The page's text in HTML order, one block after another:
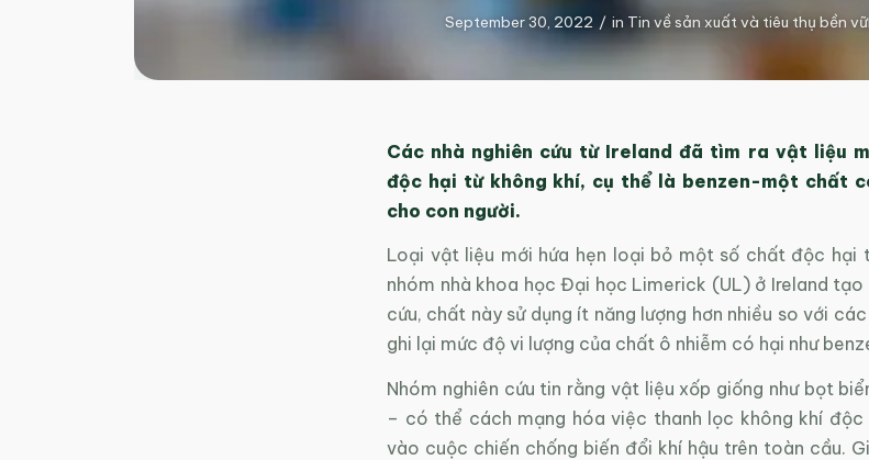
September 30, 2022 / in Tin về sản xuất và tiêu thụ bền
Các nhà nghiên cứu từ Ireland đã tìm ra vật liệu
độc hại từ không khí, cụ thể là benzen-một chất
cho con người.
Loại vật liệu mới hứa hẹn loại bỏ một số chất độc hại
nhóm nhà khoa học Đại học Limerick (UL) ở Ireland tạo
cứu, chất này sử dụng ít năng lượng hơn nhiều so với
ghi lại mức độ vi lượng của chất ô nhiễm có hại như
Nhóm nghiên cứu tin rằng vật liệu xốp giống như bọt
– có thể cách mạng hóa việc thanh lọc không khí
vào cuộc chiến chống biến đổi khí hậu trên toàn cầu.